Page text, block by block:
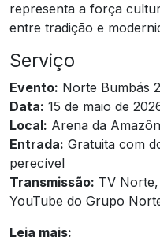
representa a força
entre tradição e
Serviço
Evento: Norte Bumbás
Data: 15 de maio de
Local: Arena da
Entrada: Gratuita com
perecível
Transmissão: TV Norte,
YouTube do Grupo
Leia mais: